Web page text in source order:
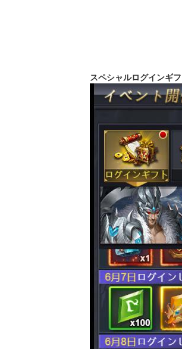
スペシャルログインギ